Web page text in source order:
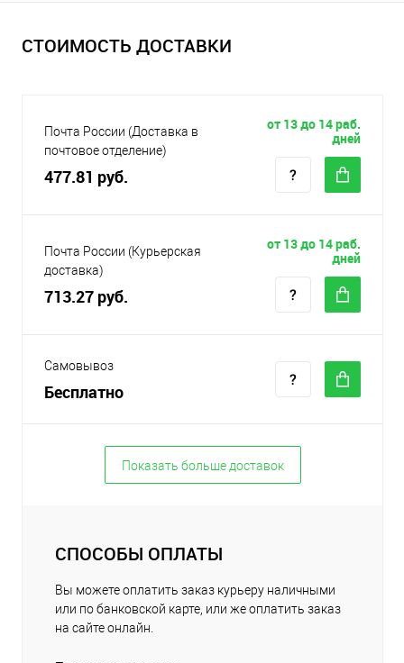
СТОИМОСТЬ ДОСТАВКИ
Почта России (Доставка в
почтовое отделение)
477.81 руб.
от 13 до 14 раб.
дней
Почта России (Курьерская
доставка)
713.27 руб.
от 13 до 14 раб.
дней
Самовывоз
Бесплатно
Показать больше доставок
СПОСОБЫ ОПЛАТЫ
Вы можете оплатить заказ курьеру наличными
или по банковской карте, или же оплатить заказ
на сайте онлайн.